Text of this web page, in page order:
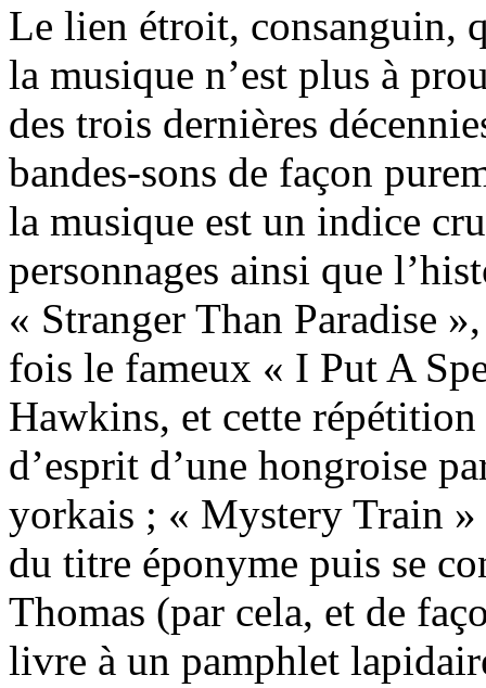
Le lien étroit, consanguin,
la musique n’est plus à
des trois dernières
bandes-sons de façon
la musique est un indice
personnages ainsi que
« Stranger Than Paradise
fois le fameux « I Put A
Hawkins, et cette
d’esprit d’une hongroise
yorkais ; « Mystery Train
du titre éponyme puis se
Thomas (par cela, et de
livre à un pamphlet